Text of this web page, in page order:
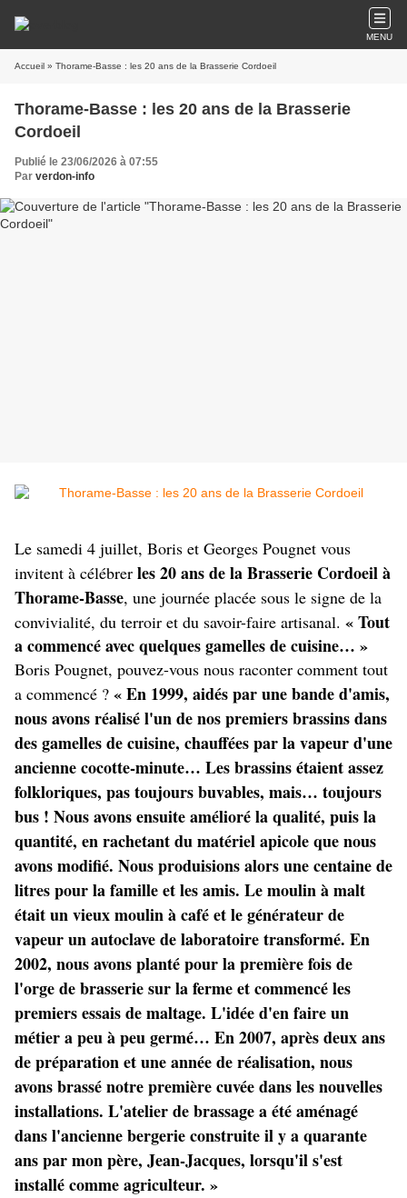
MENU
Accueil » Thorame-Basse : les 20 ans de la Brasserie Cordoeil
Thorame-Basse : les 20 ans de la Brasserie
Cordoeil
Publié le 23/06/2026 à 07:55
Par verdon-info
Le samedi 4 juillet, Boris et Georges Pougnet vous
invitent à célébrer les 20 ans de la Brasserie Cordoeil à
Thorame-Basse, une journée placée sous le signe de la
convivialité, du terroir et du savoir-faire artisanal. « Tout
a commencé avec quelques gamelles de cuisine… »
Boris Pougnet, pouvez-vous nous raconter comment tout
a commencé ? « En 1999, aidés par une bande d'amis,
nous avons réalisé l'un de nos premiers brassins dans
des gamelles de cuisine, chauffées par la vapeur d'une
ancienne cocotte-minute… Les brassins étaient assez
folkloriques, pas toujours buvables, mais… toujours
bus ! Nous avons ensuite amélioré la qualité, puis la
quantité, en rachetant du matériel apicole que nous
avons modifié. Nous produisions alors une centaine de
litres pour la famille et les amis. Le moulin à malt
était un vieux moulin à café et le générateur de
vapeur un autoclave de laboratoire transformé. En
2002, nous avons planté pour la première fois de
l'orge de brasserie sur la ferme et commencé les
premiers essais de maltage. L'idée d'en faire un
métier a peu à peu germé… En 2007, après deux ans
de préparation et une année de réalisation, nous
avons brassé notre première cuvée dans les nouvelles
installations. L'atelier de brassage a été aménagé
dans l'ancienne bergerie construite il y a quarante
ans par mon père, Jean-Jacques, lorsqu'il s'est
installé comme agriculteur. »